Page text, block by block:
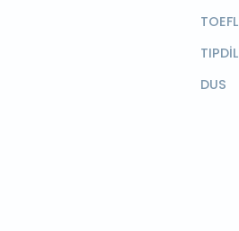
TOEFL
TIPDİL
DUS